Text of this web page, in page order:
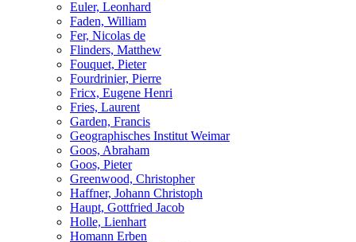
Euler, Leonhard
Faden, William
Fer, Nicolas de
Flinders, Matthew
Fouquet, Pieter
Fourdrinier, Pierre
Fricx, Eugene Henri
Fries, Laurent
Garden, Francis
Geographisches Institut Weimar
Goos, Abraham
Goos, Pieter
Greenwood, Christopher
Haffner, Johann Christoph
Haupt, Gottfried Jacob
Holle, Lienhart
Homann Erben